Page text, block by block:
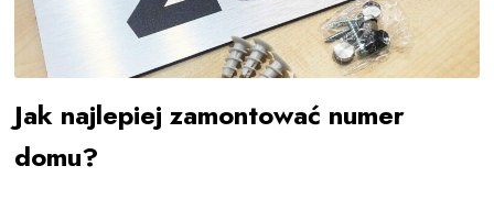
Jak najlepiej zamontować numer
domu?